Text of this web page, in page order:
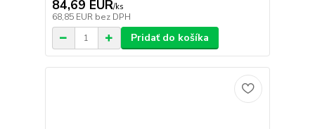
84,69 EUR/ks
68,85 EUR bez DPH
Pridať do košíka